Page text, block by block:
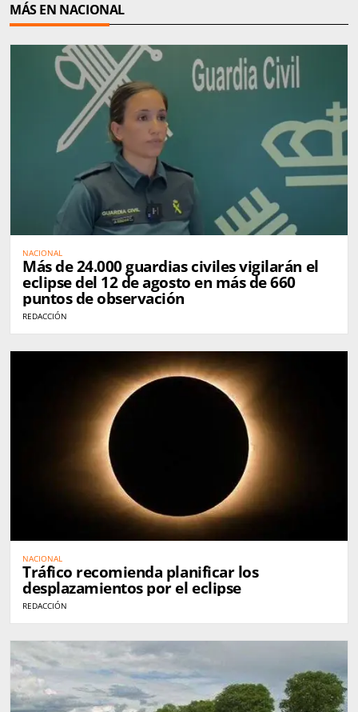
MÁS EN NACIONAL
NACIONAL
Más de 24.000 guardias civiles vigilarán el
eclipse del 12 de agosto en más de 660
puntos de observación
REDACCIÓN
NACIONAL
Tráfico recomienda planificar los
desplazamientos por el eclipse
REDACCIÓN